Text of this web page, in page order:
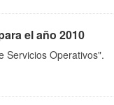
el año 2010
Servicios Operativos".